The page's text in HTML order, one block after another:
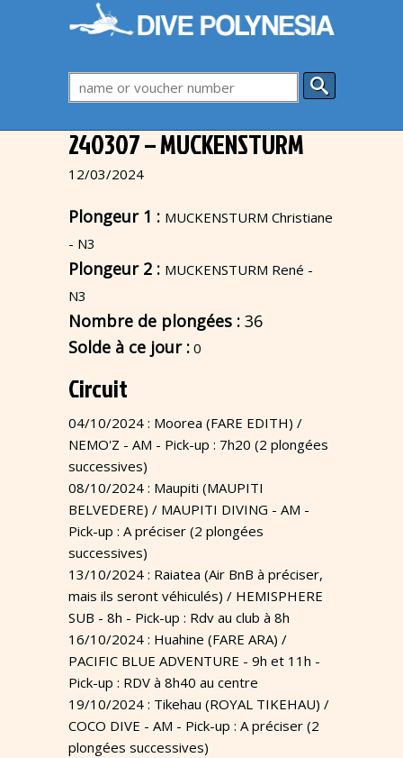
240307 – MUCKENSTURM
12/03/2024
Plongeur 1 : MUCKENSTURM Christiane
- N3
Plongeur 2 : MUCKENSTURM René -
N3
Nombre de plongées : 36
Solde à ce jour : 0
Circuit
04/10/2024 : Moorea (FARE EDITH) /
NEMO'Z - AM - Pick-up : 7h20 (2 plongées
successives)
08/10/2024 : Maupiti (MAUPITI
BELVEDERE) / MAUPITI DIVING - AM -
Pick-up : A préciser (2 plongées
successives)
13/10/2024 : Raiatea (Air BnB à préciser,
mais ils seront véhiculés) / HEMISPHERE
SUB - 8h - Pick-up : Rdv au club à 8h
16/10/2024 : Huahine (FARE ARA) /
PACIFIC BLUE ADVENTURE - 9h et 11h -
Pick-up : RDV à 8h40 au centre
19/10/2024 : Tikehau (ROYAL TIKEHAU) /
COCO DIVE - AM - Pick-up : A préciser (2
plongées successives)